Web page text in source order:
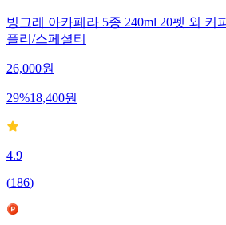
빙그레 아카페라 5종 240ml 20펫 외 커
플리/스페셜티
26,000원
29%18,400원
4.9
(186)